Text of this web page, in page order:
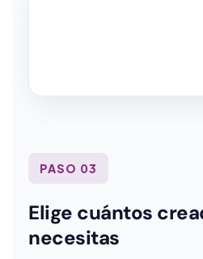
PASO 03
Elige cuántos
necesitas